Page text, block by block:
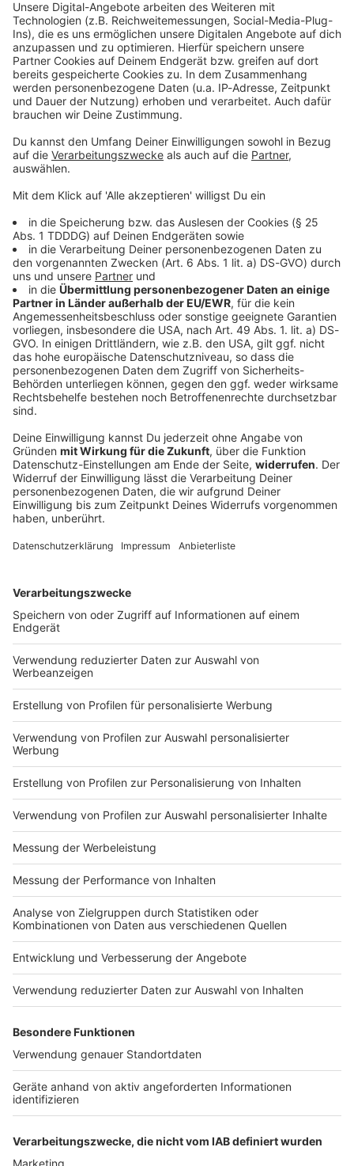
Studio Hotline
Kontaktformular
Sprachnachricht
© dpa-infocom, dpa:260707-930-346807/3
Sport
Kein «Arschtritt» nötig: Märtens und die
Rückkehr nach Paris
Das Freiwasser-Team um Dreifach-Champion
Wellbrock legt vor, nun wollen seine Kollegen im
Olympiasieger etwas Besonderes schaffen.
DEINE GEMERKTEN ARTIKEL
Du hast dir noch keine Artikel gemerkt
Markiere sie hierfür mit einem
Impressum
Nutzungsbedingungen
Jobs
Presse
Werben
Archiv
ANTENNE BAYERN GROUP
Stiftung ANTENNE BAYERN
hilft
Teilnahmebedingungen
Kontakt
Studio-Hotline
Verkehrs-Hotline
Newsletter